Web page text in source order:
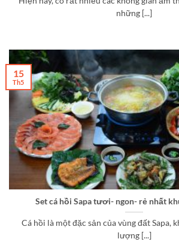
những [...]
Set cá hồi Sapa tươi- ngon- rẻ nhất
Cá hồi là một đặc sản của vùng đất Sapa,
lượng [...]
15
Th5